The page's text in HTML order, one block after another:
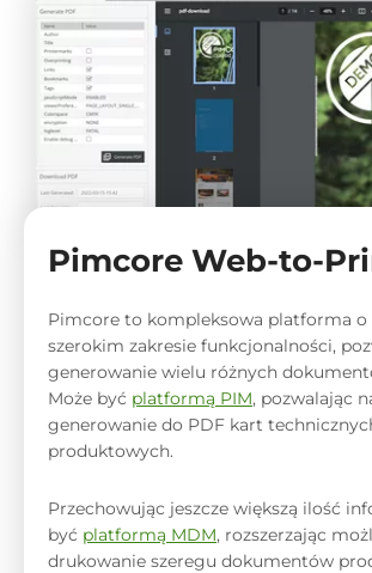
Pimcore Web-to-
Pimcore to kompleksowa platforma o
szerokim zakresie funkcjonalności,
generowanie wielu różnych
Może być platformą PIM, pozwalając
generowanie do PDF kart
produktowych.
Przechowując jeszcze większą ilość
być platformą MDM, rozszerzając
drukowanie szeregu dokumentów